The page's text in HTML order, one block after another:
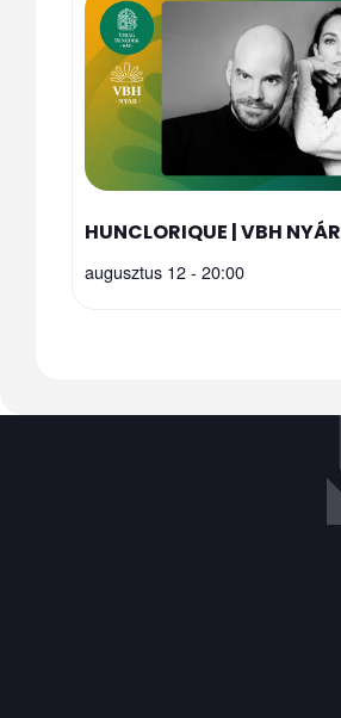
HUNCLORIQUE | VBH NYÁR
augusztus 12 - 20:00